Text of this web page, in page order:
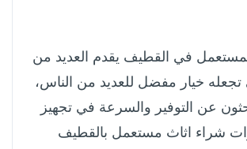
في القطيف يقدم العديد من
تجعله خيار مفضل للعديد من الناس،
عن التوفير والسرعة في تجهيز
شراء اثاث مستعمل بالقطيف